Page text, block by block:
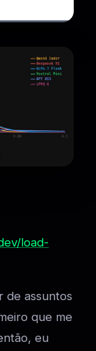
load-
de assuntos
que me
eu